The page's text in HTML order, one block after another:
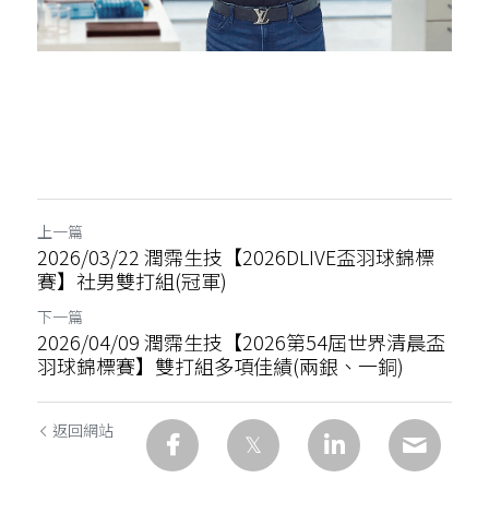
上一篇
2026/03/22 潤霈生技【2026DLIVE盃羽球錦標
賽】社男雙打組(冠軍)
下一篇
2026/04/09 潤霈生技【2026第54屆世界清晨盃
羽球錦標賽】雙打組多項佳績(兩銀、一銅)
返回網站